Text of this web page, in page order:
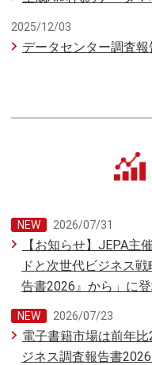
2025/12/03
データセンター調査
2026/07/31
【お知らせ】JEPA主
ドと次世代ビジネス
告書2026』から」に
2026/07/23
電子書籍市場は前年
ジネス調査報告書